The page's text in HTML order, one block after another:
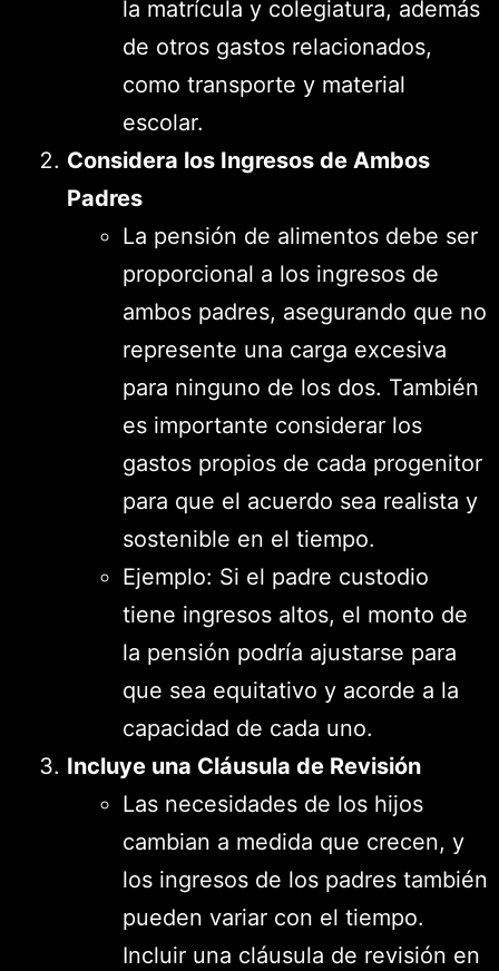
la matrícula y colegiatura, además
de otros gastos relacionados,
como transporte y material
escolar.
Considera los Ingresos de Ambos
Padres
La pensión de alimentos debe ser
proporcional a los ingresos de
ambos padres, asegurando que no
represente una carga excesiva
para ninguno de los dos. También
es importante considerar los
gastos propios de cada progenitor
para que el acuerdo sea realista y
sostenible en el tiempo.
Ejemplo: Si el padre custodio
tiene ingresos altos, el monto de
la pensión podría ajustarse para
que sea equitativo y acorde a la
capacidad de cada uno.
Incluye una Cláusula de Revisión
Las necesidades de los hijos
cambian a medida que crecen, y
los ingresos de los padres también
pueden variar con el tiempo.
Incluir una cláusula de revisión en